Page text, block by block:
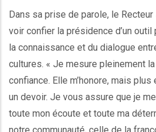
Dans sa prise de parole, le
voir confier la présidence d’un
la connaissance et du dialogue
cultures. « Je mesure pleinement
confiance. Elle m’honore, mais
un devoir. Je vous assure que je
toute mon écoute et toute ma